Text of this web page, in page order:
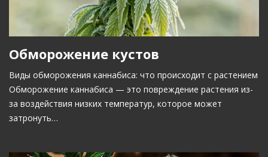
Обморожение кустов
Виды обморожения каннабиса: что происходит с растением
Обморожение каннабиса — это повреждение растения из-
за воздействия низких температур, которое может
затронуть…